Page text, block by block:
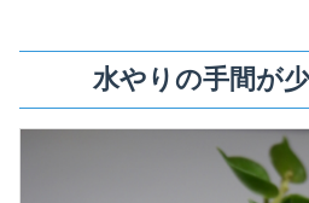
水やりの手間が